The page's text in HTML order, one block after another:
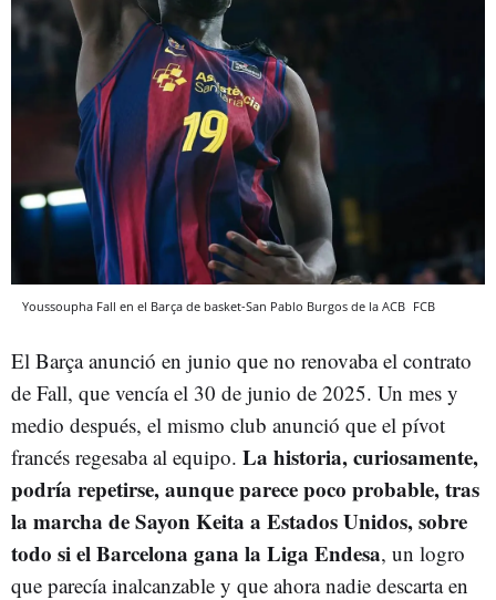
Youssoupha Fall en el Barça de basket-San Pablo Burgos de la ACB FCB
El Barça anunció en junio que no renovaba el contrato
de Fall, que vencía el 30 de junio de 2025. Un mes y
medio después, el mismo club anunció que el pívot
francés regesaba al equipo. La historia, curiosamente,
podría repetirse, aunque parece poco probable, tras
la marcha de Sayon Keita a Estados Unidos, sobre
todo si el Barcelona gana la Liga Endesa, un logro
que parecía inalcanzable y que ahora nadie descarta en